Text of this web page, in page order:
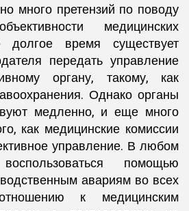
много претензий по поводу
медицинских
время существует
передать управление
органу, такому, как
Однако органы
медленно, и еще много
как медицинские комиссии
управление. В любом
помощью
авариям во всех
к медицинским